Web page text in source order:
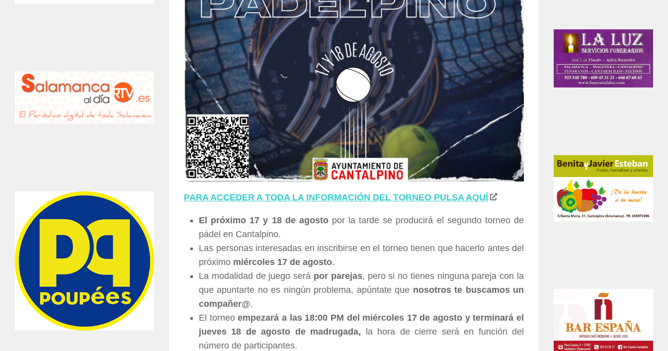
PARA ACCEDER A TODA LA INFORMACIÓN DEL TORNEO PULSA AQUÍ
El próximo 17 y 18 de agostopor la tarde se producirá el segundo torneo de
pádel en Cantalpino.
Las personas interesadas en inscribirse en el torneo tienen que hacerlo antes del
próximo miércoles 17 de agosto.
La modalidad de juego será por parejas, pero si no tienes ninguna pareja con la
que apuntarte no es ningún problema, apúntate que nosotros te buscamos un
compañer@.
El torneoempezará a las 18:00 PM del miércoles 17 de agosto y terminará el
jueves 18 de agosto de madrugada, la hora de cierre será en función del
número de participantes.